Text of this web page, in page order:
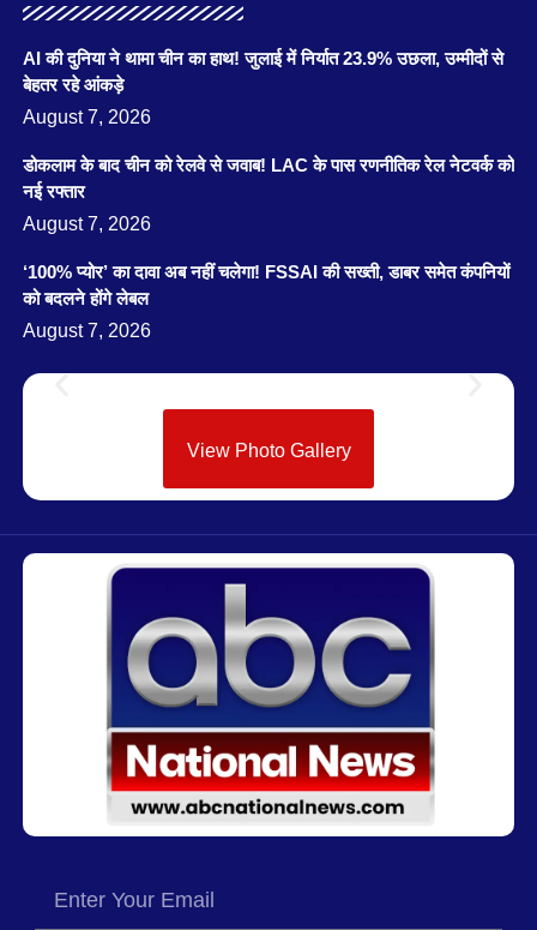
AI की दुनिया ने थामा चीन का हाथ! जुलाई में निर्यात 23.9% उछला, उम्मीदों से
बेहतर रहे आंकड़े
August 7, 2026
डोकलाम के बाद चीन को रेलवे से जवाब! LAC के पास रणनीतिक रेल नेटवर्क को
नई रफ्तार
August 7, 2026
‘100% प्योर’ का दावा अब नहीं चलेगा! FSSAI की सख्ती, डाबर समेत कंपनियों
को बदलने होंगे लेबल
August 7, 2026
View Photo Gallery